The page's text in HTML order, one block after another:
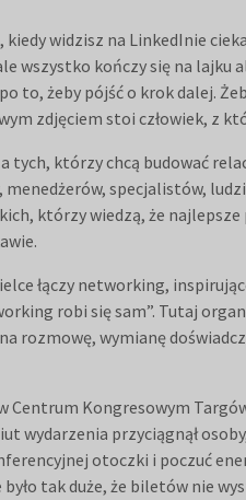
kiedy widzisz na LinkedInie
wszystko kończy się na lajku
to, żeby pójść o krok dalej.
zdjęciem stoi człowiek, z
tych, którzy chcą budować
menedżerów, specjalistów,
którzy wiedzą, że
łączy networking,
robi się sam”. Tutaj
rozmowę, wymianę
Centrum Kongresowym
wydarzenia przyciągnął
otoczki i poczuć
tak duże, że biletów nie